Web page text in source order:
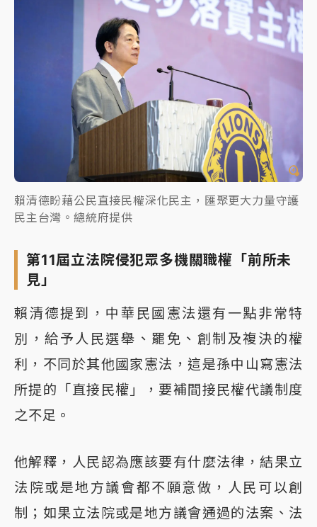
賴清德盼藉公民直接民權深化民主，匯聚更大力量守護
民主台灣。總統府提供
第11屆立法院侵犯眾多機關職權「前所未
見」
賴清德提到，中華民國憲法還有一點非常特
別，給予人民選舉、罷免、創制及複決的權
利，不同於其他國家憲法，這是孫中山寫憲法
所提的「直接民權」，要補間接民權代議制度
之不足。
他解釋，人民認為應該要有什麼法律，結果立
法院或是地方議會都不願意做，人民可以創
制；如果立法院或是地方議會通過的法案、法